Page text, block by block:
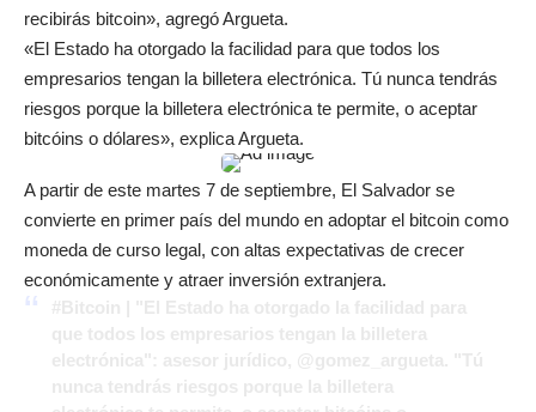
recibirás bitcoin», agregó Argueta.
«El Estado ha otorgado la facilidad para que todos los
empresarios tengan la billetera electrónica. Tú nunca tendrás
riesgos porque la billetera electrónica te permite, o aceptar
bitcóins o dólares», explica Argueta.
A partir de este martes 7 de septiembre, El Salvador se
convierte en primer país del mundo en adoptar el bitcoin como
moneda de curso legal, con altas expectativas de crecer
económicamente y atraer inversión extranjera.